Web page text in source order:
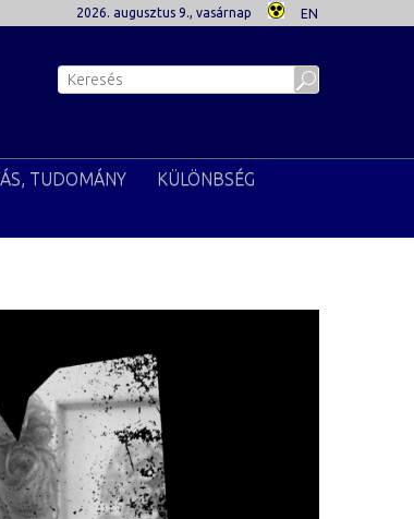
2026. augusztus 9., vasárnap EN
TUDOMÁNY
KÜLÖNBSÉG